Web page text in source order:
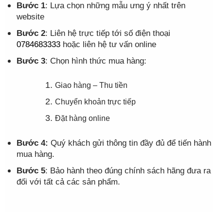
Bước 1: Lựa chọn những mẫu ưng ý nhất trên
website
Bước 2: Liên hệ trực tiếp tới số điện thoại
0784683333hoặc liên hệ tư vấn online
Bước 3: Chọn hình thức mua hàng:
Giao hàng – Thu tiền
Chuyển khoản trực tiếp
Đặt hàng online
Bước 4: Quý khách gửi thông tin đầy đủ để tiến hành
mua hàng.
Bước 5: Bảo hành theo đúng chính sách hãng đưa ra
đối với tất cả các sản phẩm.